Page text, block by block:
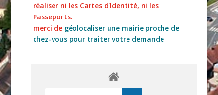
réaliser ni les Cartes d’Identité, ni les
Passeports.
merci de géolocaliser une mairie proche de
chez-vous pour traiter votre demande